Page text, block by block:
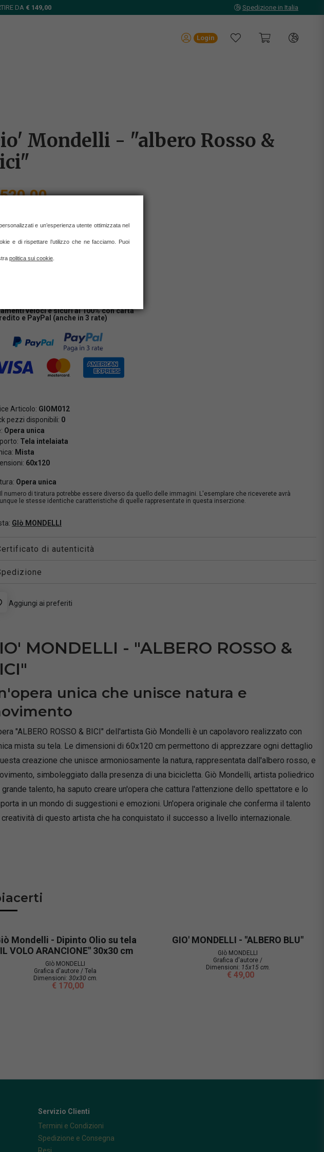
DA € 149,00 Spedizione in Italia
Login
Mondelli - "albero Rosso &
RICHIEDI INFORMAZIONI
DISPONIBILE
veloci e sicuri al 100% con carta
e PayPal (anche in 3 rate)
Articolo: GIOM012
pezzi disponibili: 0
Opera unica
Tela intelaiata
Mista
60x120
Opera unica
Il numero di tiratura potrebbe essere diverso da quello delle immagini. L'esemplare che riceverete avrà
le stesse identiche caratteristiche di quelle rappresentate in questa inserzione.
GIò MONDELLI
di autenticità
Aggiungi ai preferiti
MONDELLI - "ALBERO ROSSO &
unica che unisce natura e
"ALBERO ROSSO & BICI" dell'artista Giò Mondelli è un capolavoro realizzato con
mista su tela. Le dimensioni di 60x120 cm permettono di apprezzare ogni dettaglio
creazione che unisce armoniosamente la natura, rappresentata dall'albero rosso, e
simboleggiato dalla presenza di una bicicletta. Giò Mondelli, artista poliedrico
talento, ha saputo creare un'opera che cattura l'attenzione dello spettatore e lo
in un mondo di suggestioni e emozioni. Un'opera originale che conferma il talento
creatività di questo artista che ha conquistato il successo a livello internazionale.
Mondelli - Dipinto Olio su tela
VOLO ARANCIONE" 30x30 cm
GIò MONDELLI
Grafica d'autore / Tela
Dimensioni: 30x30 cm.
€ 170,00
GIO' MONDELLI - "ALBERO BLU"
GIò MONDELLI
Grafica d'autore /
Dimensioni: 15x15 cm.
€ 49,00
Servizio Clienti
Termini e Condizioni
Spedizione e Consegna
e un’esperienza utente ottimizzata nel
e di rispettare l’utilizzo che ne facciamo. Puoi
politica sui cookie